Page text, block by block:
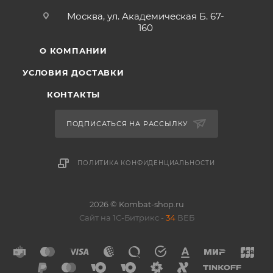
Москва, ул. Академическая Б. 67-
160
О КОМПАНИИ
УСЛОВИЯ ДОСТАВКИ
КОНТАКТЫ
ПОДПИСАТЬСЯ НА РАССЫЛКУ
ПОЛИТИКА КОНФИДЕНЦИАЛЬНОСТИ
2026 © Kombat-shop.ru
Сайт на 1С-Битрикс - 34 ВЕБ